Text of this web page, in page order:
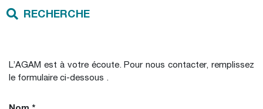
RECHERCHE
L’AGAM est à votre écoute. Pour nous contacter, remplissez
le formulaire ci-dessous .